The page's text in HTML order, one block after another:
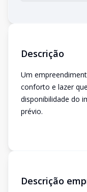
Descrição
Um
conforto e lazer
disponibilidade do
prévio.
Descrição